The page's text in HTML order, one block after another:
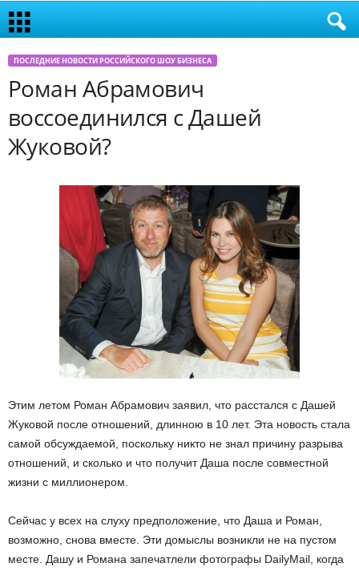
ПОСЛЕДНИЕ НОВОСТИ РОССИЙСКОГО ШОУ БИЗНЕСА
Роман Абрамович
воссоединился с Дашей
Жуковой?
Этим летом Роман Абрамович заявил, что расстался с Дашей
Жуковой после отношений, длинною в 10 лет. Эта новость стала
самой обсуждаемой, поскольку никто не знал причину разрыва
отношений, и сколько и что получит Даша после совместной
жизни с миллионером.
Сейчас у всех на слуху предположение, что Даша и Роман,
возможно, снова вместе. Эти домыслы возникли не на пустом
месте. Дашу и Романа запечатлели фотографы DailyMail, когда